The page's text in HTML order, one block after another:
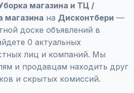
магазина и ТЦ /
магазина на Дисконтбери —
доске объявлений в
0 актуальных
лиц и компаний. Мы
и продавцам находить друг
и скрытых комиссий.